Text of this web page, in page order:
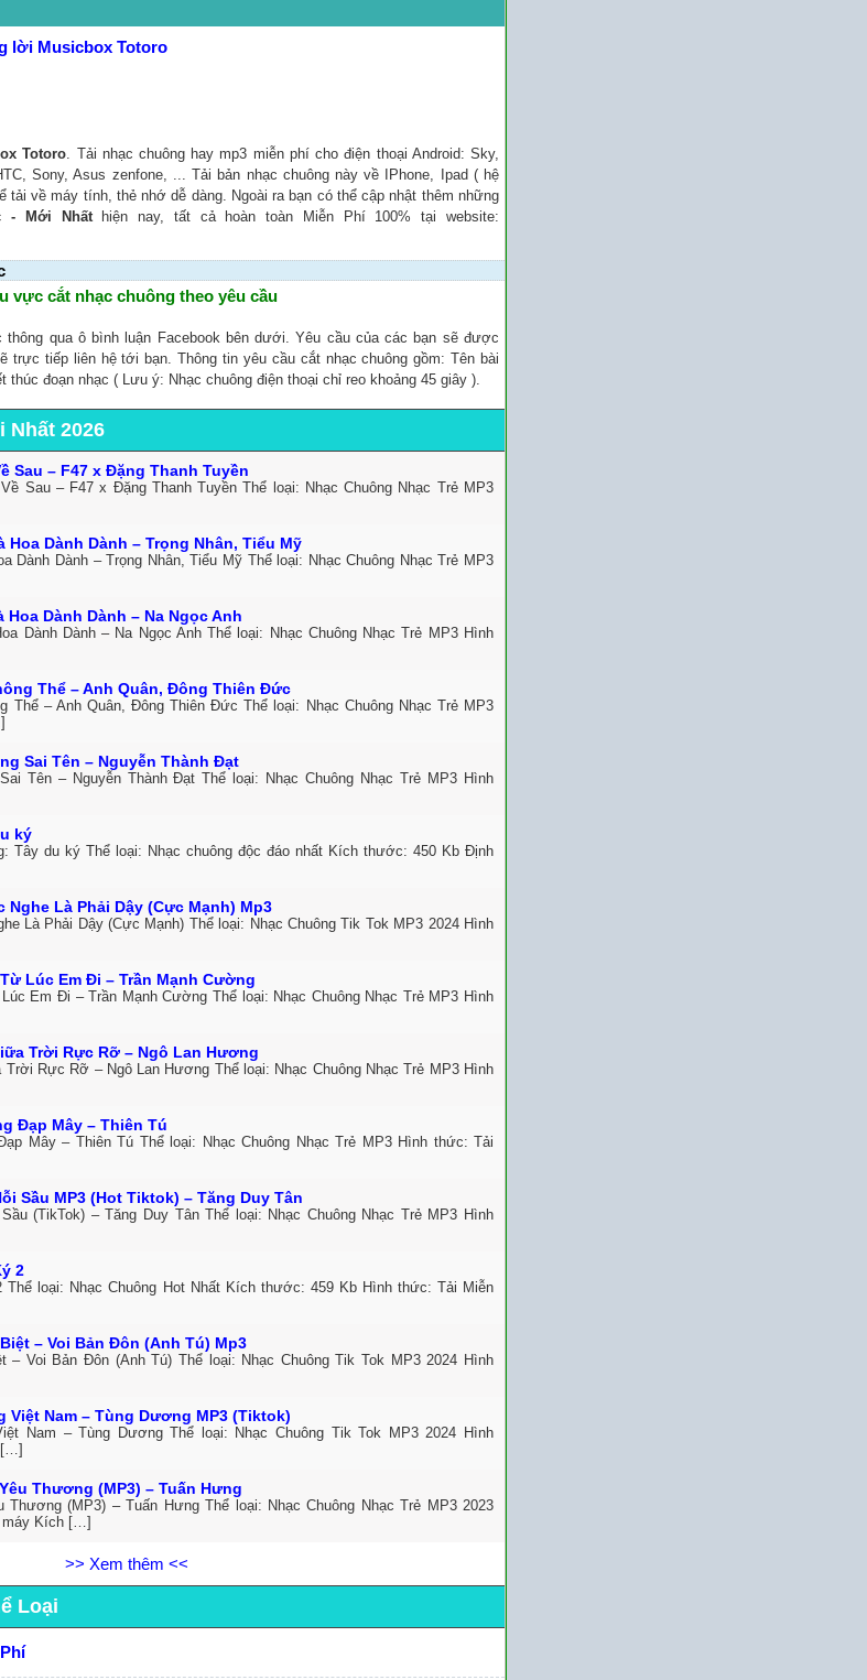
lời Musicbox Totoro
Totoro. Tải nhạc chuông hay mp3 miễn phí cho điện thoại Android: Sky,
Sony, Asus zenfone, ... Tải bản nhạc chuông này về IPhone, Ipad ( hệ
tải về máy tính, thẻ nhớ dễ dàng. Ngoài ra bạn có thể cập nhật thêm những
- Mới Nhấthiện nay, tất cả hoàn toàn Miễn Phí 100% tại website:
vực cắt nhạc chuông theo yêu cầu
qua ô bình luận Facebook bên dưới. Yêu cầu của các bạn sẽ được
trực tiếp liên hệ tới bạn. Thông tin yêu cầu cắt nhạc chuông gồm: Tên bài
thúc đoạn nhạc ( Lưu ý: Nhạc chuông điện thoại chỉ reo khoảng 45 giây ).
Nhất 2026
Sau – F47 x Đặng Thanh Tuyền
Sau – F47 x Đặng Thanh Tuyền Thể loại: Nhạc Chuông Nhạc Trẻ MP3
Hoa Dành Dành – Trọng Nhân, Tiểu Mỹ
Dành Dành – Trọng Nhân, Tiểu Mỹ Thể loại: Nhạc Chuông Nhạc Trẻ MP3
Hoa Dành Dành – Na Ngọc Anh
Dành Dành – Na Ngọc Anh Thể loại: Nhạc Chuông Nhạc Trẻ MP3 Hình
Thể – Anh Quân, Đông Thiên Đức
Thể – Anh Quân, Đông Thiên Đức Thể loại: Nhạc Chuông Nhạc Trẻ MP3
Sai Tên – Nguyễn Thành Đạt
Tên – Nguyễn Thành Đạt Thể loại: Nhạc Chuông Nhạc Trẻ MP3 Hình
ký
Tây du ký Thể loại: Nhạc chuông độc đáo nhất Kích thước: 450 Kb Định
Là Phải Dậy (Cực Mạnh) Mp3
Là Phải Dậy (Cực Mạnh) Thể loại: Nhạc Chuông Tik Tok MP3 2024 Hình
Lúc Em Đi – Trần Mạnh Cường
Em Đi – Trần Mạnh Cường Thể loại: Nhạc Chuông Nhạc Trẻ MP3 Hình
Trời Rực Rỡ – Ngô Lan Hương
Trời Rực Rỡ – Ngô Lan Hương Thể loại: Nhạc Chuông Nhạc Trẻ MP3 Hình
Đạp Mây – Thiên Tú
Mây – Thiên Tú Thể loại: Nhạc Chuông Nhạc Trẻ MP3 Hình thức: Tải
Sầu MP3 (Hot Tiktok) – Tăng Duy Tân
(TikTok) – Tăng Duy Tân Thể loại: Nhạc Chuông Nhạc Trẻ MP3 Hình
2
Thể loại: Nhạc Chuông Hot Nhất Kích thước: 459 Kb Hình thức: Tải Miễn
– Voi Bản Đôn (Anh Tú) Mp3
– Voi Bản Đôn (Anh Tú) Thể loại: Nhạc Chuông Tik Tok MP3 2024 Hình
Việt Nam – Tùng Dương MP3 (Tiktok)
Nam – Tùng Dương Thể loại: Nhạc Chuông Tik Tok MP3 2024 Hình
[…]
Thương (MP3) – Tuấn Hưng
Thương (MP3) – Tuấn Hưng Thể loại: Nhạc Chuông Nhạc Trẻ MP3 2023
máy Kích […]
>> Xem thêm <<
Loại